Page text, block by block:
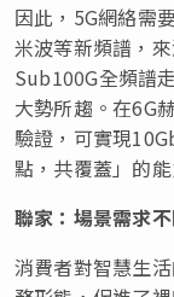
因此，5G網絡需
米波等新頻譜，
Sub100G全頻譜
大勢所趨。在6G
驗證，可實現
點，共覆蓋」 的
聯家：場景需求
消費者對智慧生